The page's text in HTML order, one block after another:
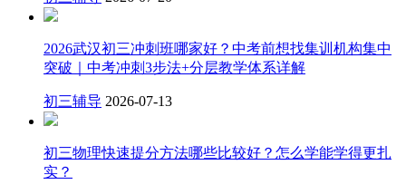
2026武汉初三冲刺班哪家好？中考前想找集训机构集中
突破｜中考冲刺3步法+分层教学体系详解
初三辅导 2026-07-13
初三物理快速提分方法哪些比较好？怎么学能学得更扎
实？